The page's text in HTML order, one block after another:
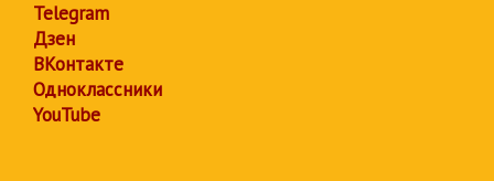
Telegram
Дзен
ВКонтакте
Одноклассники
YouTube